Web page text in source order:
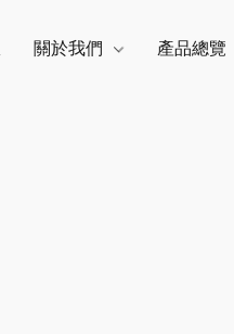
關於我們 產品總覽